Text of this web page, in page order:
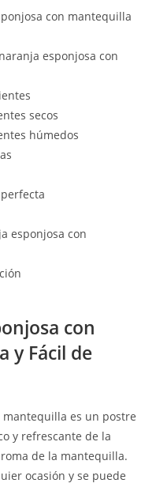
con mantequilla
esponjosa con
secos
húmedos
esponjosa con
con
y Fácil de
es un postre
y refrescante de la
de la mantequilla.
ocasión y se puede